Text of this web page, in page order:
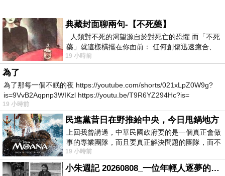
典藏封面聊兩句-【不死藥】
人類對不死的渴望源自於對死亡的恐懼 而「不死
藥」就這樣橫擺在你面前： 任何創傷迅速癒合、
停止衰老、痛覺消失…堪
19 小時前
為了
為了那每一個不眠的夜 https://youtube.com/shorts/021xLpZ0W9g?
is=9VvB2Aqpnp3WIKzl https://youtu.be/T9R6YZ294Hc?is=
19 小時前
民進黨昔日在野推給中央，今日甩鍋地方
上回我曾講過，中華民國政府要的是一個真正會做
事的專業團隊，而且要真正解決問題的團隊，而不
是只會到處甩鍋的雙標團隊，最近民進黨
19 小時前
小朱週記 20260808_一位年輕人逐夢的真實故事